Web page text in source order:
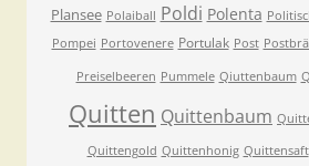
Plansee Polaiball Poldi Polenta
Pompei Portovenere Portulak Post
Preiselbeeren Pummele Qiuttenbaum
Quitten Quittenbaum
Quittengold Quittenhonig Quittensaft